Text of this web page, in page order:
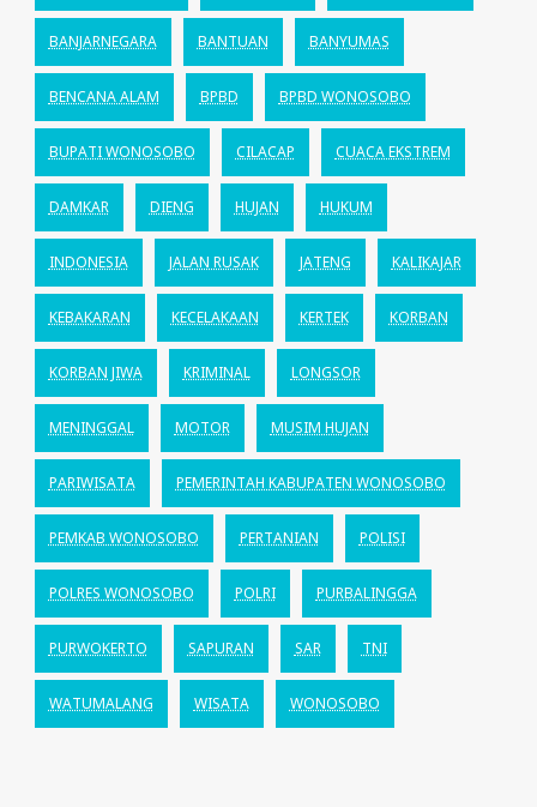
BANJARNEGARA BANTUAN BANYUMAS
BENCANA ALAM BPBD BPBD WONOSOBO
BUPATI WONOSOBO CILACAP CUACA EKSTREM
DAMKAR DIENG HUJAN HUKUM
INDONESIA JALAN RUSAK JATENG KALIKAJAR
KEBAKARAN KECELAKAAN KERTEK KORBAN
KORBAN JIWA KRIMINAL LONGSOR
MENINGGAL MOTOR MUSIM HUJAN
PARIWISATA PEMERINTAH KABUPATEN WONOSOBO
PEMKAB WONOSOBO PERTANIAN POLISI
POLRES WONOSOBO POLRI PURBALINGGA
PURWOKERTO SAPURAN SAR TNI
WATUMALANG WISATA WONOSOBO